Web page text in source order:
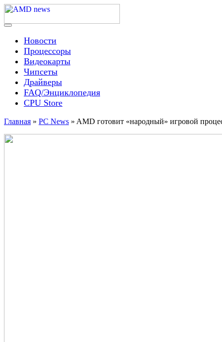
Skip
content
AMD news
Menu
Новости
Процессоры
Видеокарты
Чипсеты
Драйверы
FAQ/Энциклопедия
CPU Store
Главная » PC News » AMD готовит «народный» игровой